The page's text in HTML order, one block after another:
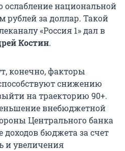
ослабление национальной
за доллар. Такой
«Россия 1» дал в
Костин.
конечно, факторы
снижению
на траекторию 90+.
внебюджетной
Центрального банка
доходов бюджета за счет
и увеличения